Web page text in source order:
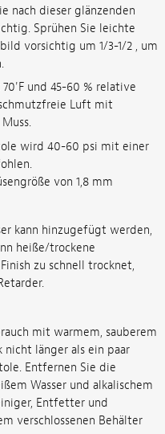
nach dieser glänzenden
Sprühen Sie leichte
vorsichtig um 1/3-1/2 , um
und 45-60 % relative
Luft mit
wird 40-60 psi mit einer
von 1,8 mm
kann hinzugefügt werden,
heiße/trockene
zu schnell trocknet,
mit warmem, sauberem
nicht länger als ein paar
Entfernen Sie die
Wasser und alkalischem
Entfetter und
verschlossenen Behälter